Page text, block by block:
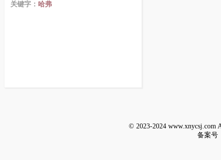
关键字： 哈弗
© 2023-2024 www.xnycsj.com
备案号